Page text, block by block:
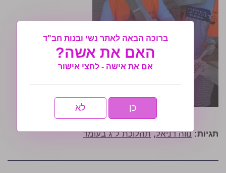
תגיות:נווה דניאל,תהלוכת ל"ג בעומר
ברוכה הבאה לאתר נשי ובנות חב"ד
האם את אשה?
אם את אישה - לחצי אישור
כן לא